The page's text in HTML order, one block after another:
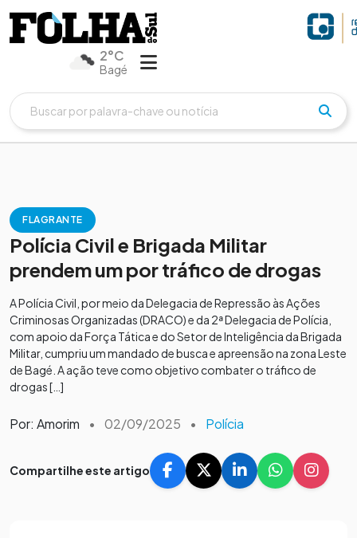
2°C
Bagé
FLAGRANTE
Polícia Civil e Brigada Militar
prendem um por tráfico de drogas
A Polícia Civil, por meio da Delegacia de Repressão às Ações
Criminosas Organizadas (DRACO) e da 2ª Delegacia de Polícia,
com apoio da Força Tática e do Setor de Inteligência da Brigada
Militar, cumpriu um mandado de busca e apreensão na zona Leste
de Bagé. A ação teve como objetivo combater o tráfico de
drogas […]
Por: Amorim • 02/09/2025 • Polícia
Compartilhe este artigo